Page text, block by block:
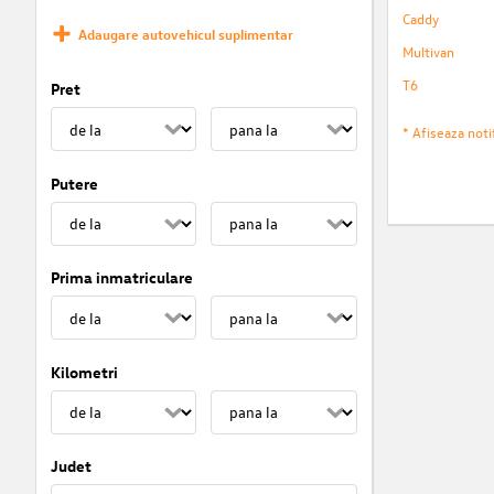
Adaugare autovehicul suplimentar
Pret
Putere
Prima inmatriculare
Kilometri
Judet
Caddy
Multivan
T6
* Afiseaza